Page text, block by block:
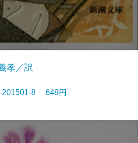
孝／訳
201501-8 649円